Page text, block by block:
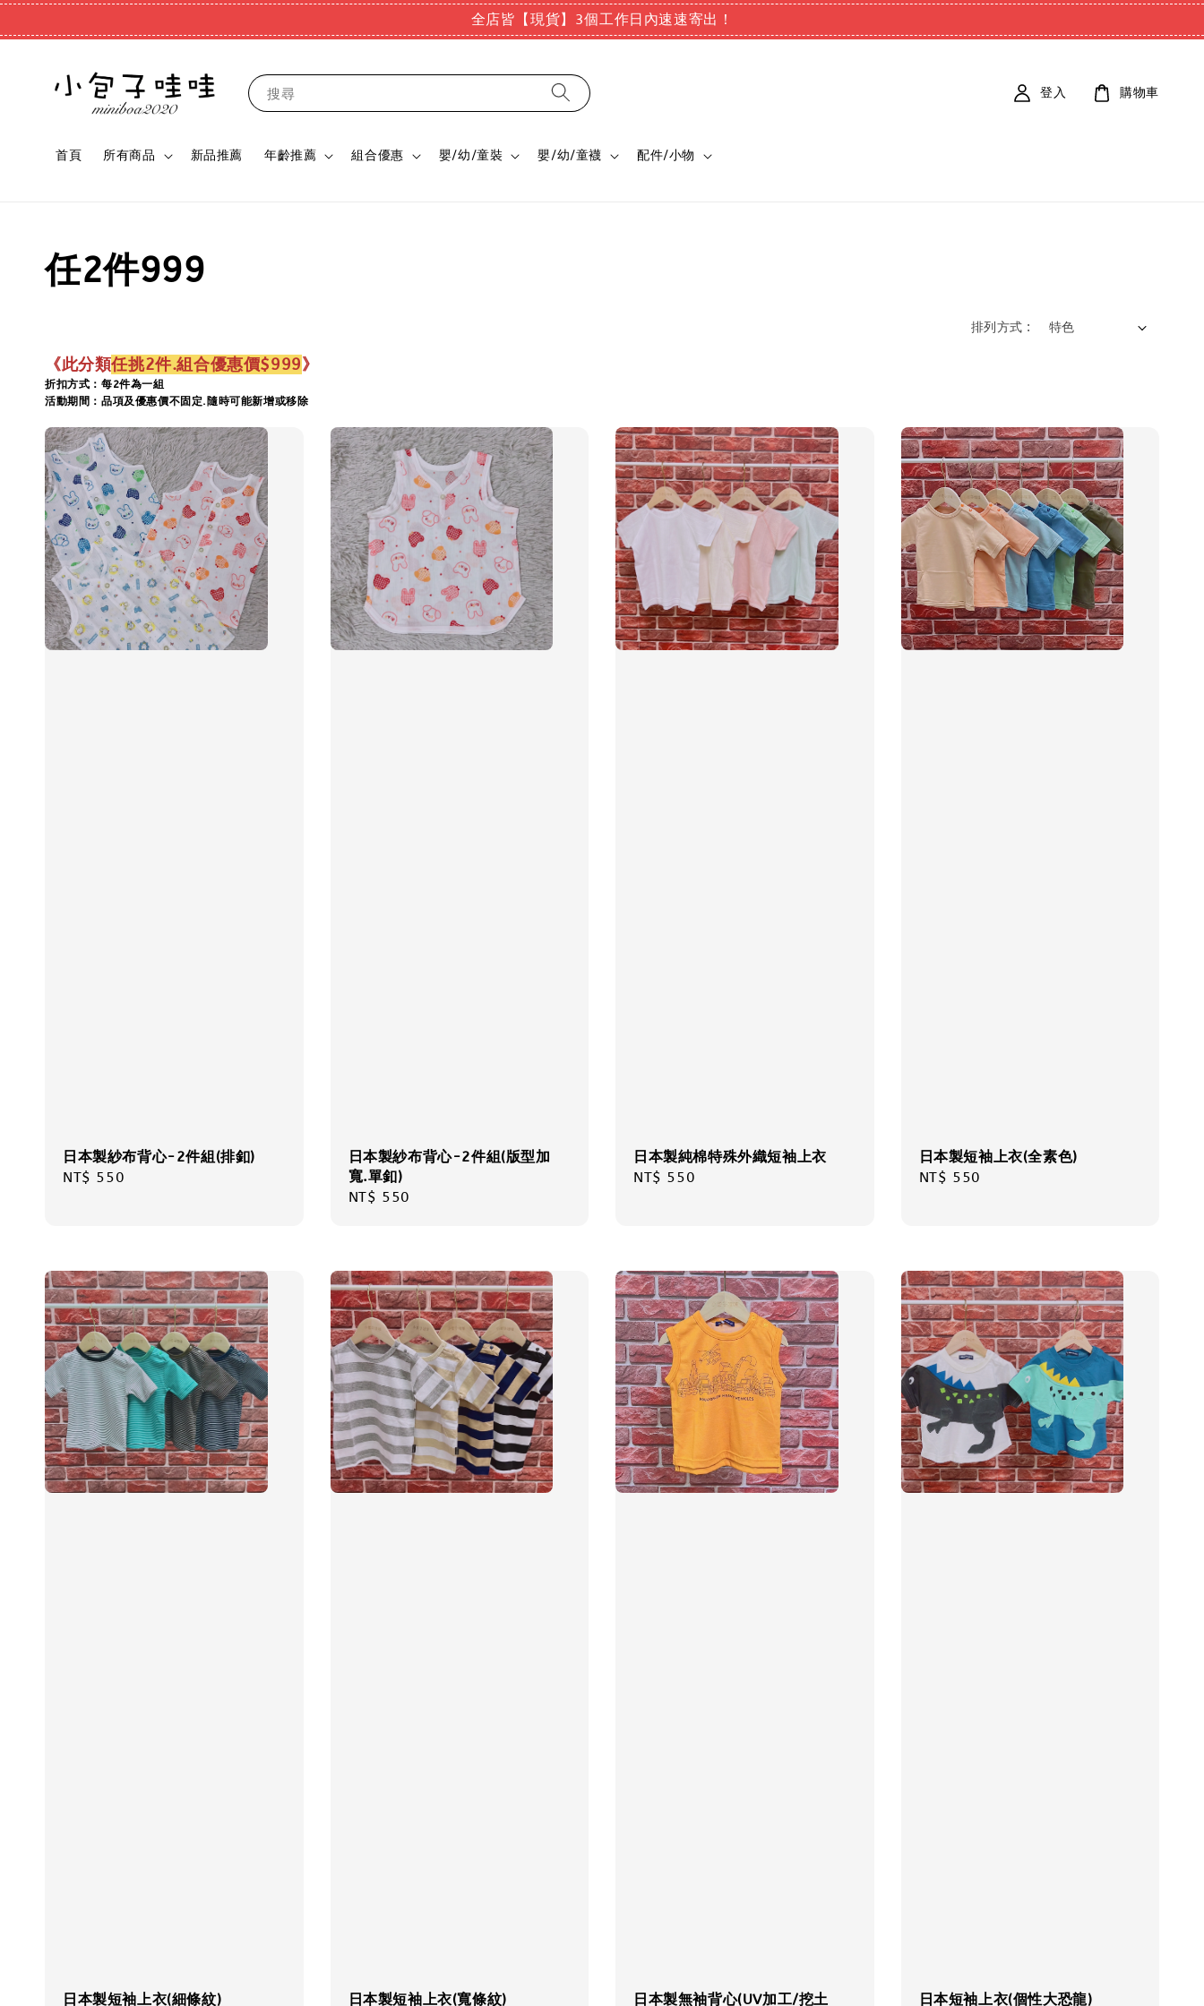
全店皆【現貨】3個工作日內速速寄出！
搜尋
首頁 所有商品 新品推薦 年齡推薦 組合優惠 嬰/幼/童裝 嬰/幼/童襪 配件/小物
登入 購物車
任2件999
排列方式 :
《此分類任挑2件.組合優惠價$999》
折扣方式：每2件為一組
活動期間：品項及優惠價不固定.隨時可能新增或移除
日本製紗布背心-2件組(排釦)
Regular
NT$ 550
日本製紗布背心-2件組(版型加
寬.單釦)
Regular
NT$ 550
日本製純棉特殊外織短袖上衣
Regular
NT$ 550
日本製短袖上衣(全素色)
Regular
NT$ 550
日本製短袖上衣(細條紋)
日本製短袖上衣(寬條紋)
日本製無袖背心(UV加工/挖土
日本短袖上衣(個性大恐龍)